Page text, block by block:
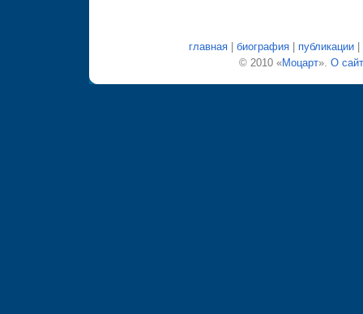
главная| биография| публикации|
© 2010 «Моцарт». О